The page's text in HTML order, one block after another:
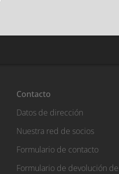
Contacto
Datos de dirección
Nuestra red de socios
Formulario de contacto
Formulario de devolución de